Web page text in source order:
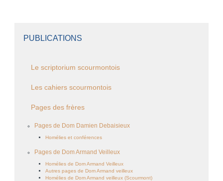
PUBLICATIONS
Le scriptorium scourmontois
Les cahiers scourmontois
Pages des frères
Pages de Dom Damien Debaisieux
Homélies et conférences
Pages de Dom Armand Veilleux
Homélies de Dom Armand Veilleux
Autres pages de Dom Armand veilleux
Homélies de Dom Armand veilleux (Scourmont)